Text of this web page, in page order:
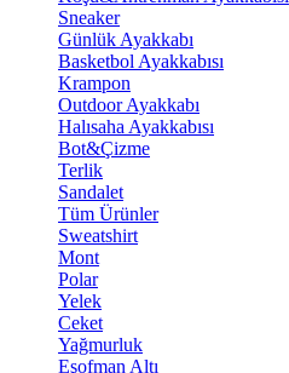
Sneaker
Günlük Ayakkabı
Basketbol Ayakkabısı
Krampon
Outdoor Ayakkabı
Halısaha Ayakkabısı
Bot&Çizme
Terlik
Sandalet
Tüm Ürünler
Sweatshirt
Mont
Polar
Yelek
Ceket
Yağmurluk
Eşofman Altı